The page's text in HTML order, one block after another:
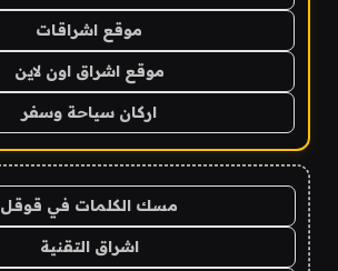
موقع اشراقات
موقع اشراق اون لاين
اركان سياحة وسفر
مسك الكلمات في قوقل
اشراق التقنية